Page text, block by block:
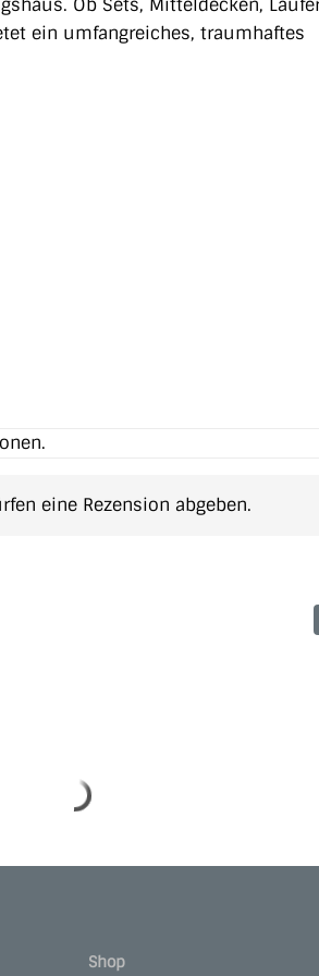
Ob Sets, Mitteldecken,
ein umfangreiches, traumhaftes
eine Rezension abgeben.
Shop